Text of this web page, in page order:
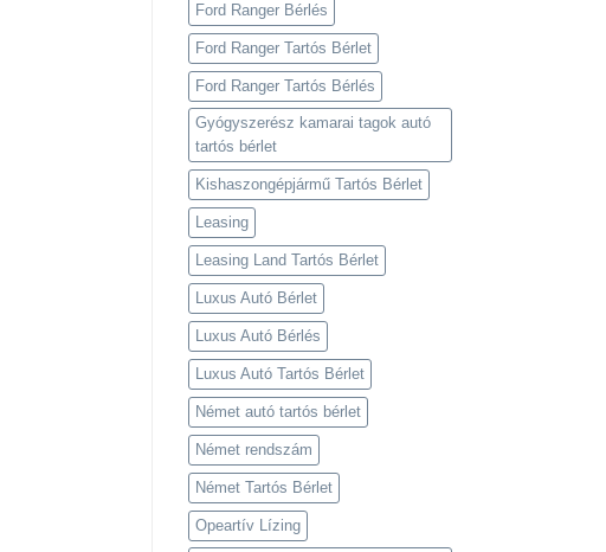
Ford Ranger Bérlés
Ford Ranger Tartós Bérlet
Ford Ranger Tartós Bérlés
Gyógyszerész kamarai tagok autó
tartós bérlet
Kishaszongépjármű Tartós Bérlet
Leasing
Leasing Land Tartós Bérlet
Luxus Autó Bérlet
Luxus Autó Bérlés
Luxus Autó Tartós Bérlet
Német autó tartós bérlet
Német rendszám
Német Tartós Bérlet
Opeartív Lízing